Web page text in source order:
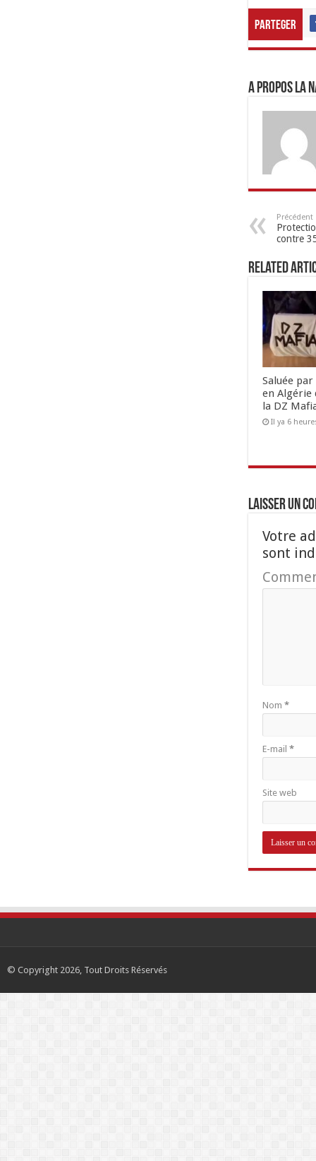
Parteger
A propos LA
Précédent
contre
Related
Saluée
en Algérie
la DZ
Il ya 6
Laisser un
Votre
sont
Nom *
E-mail *
Site web
© Copyright 2026, Tout Droits Réservés